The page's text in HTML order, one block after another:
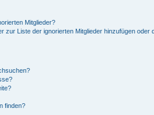
Mitglieder?
zur Liste der ignorierten Mitglieder hinzufügen oder
finden?